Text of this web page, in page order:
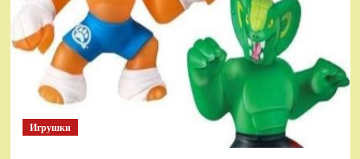
Battle
For
Bikini
Bottom
Rehydrated
(XBOX
Игрушки